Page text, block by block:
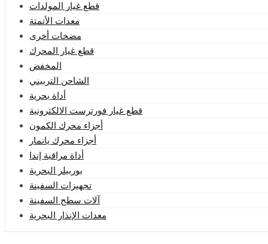
قطع غيار المولدات
معدات الأتمتة
مضخات أخرى
قطع غيار المحرك
المخفض
الشاحن التربيني
أداة بحرية
قطع غيار فورترست الالكترونية
أجزاء محرك الكمون
أجزاء محرك يانمار
أداة مراقبة إندا
بوربيلر البحرية
تجهيزات السفينة
آلات سطح السفينة
معدات الإنذار البحرية